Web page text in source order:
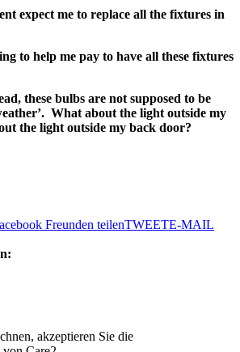
expect me to replace all the fixtures in
to help me pay to have all these fixtures
these bulbs are not supposed to be
What about the light outside my
the light outside my back door?
Freunden teilenTWEETE-MAIL
akzeptieren Sie die